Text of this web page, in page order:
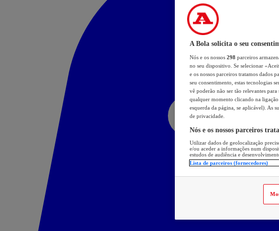
A Bola solicita o seu
Nós e os nossos 298 parceiros
no seu dispositivo. Se selecionar
e os nossos parceiros tratamos dados
seu consentimento, estas tecnologias
vê poderão não ser tão relevantes
qualquer momento clicando na
esquerda da página, se aplicável). As
de privacidade.
Nós e os nossos parceiros
Utilizar dados de geolocalização
e/ou aceder a informações num
estudos de audiência e
Lista de parceiros (fornecedores)